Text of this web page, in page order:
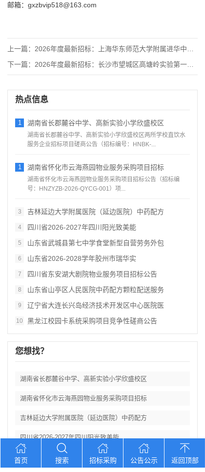
邮箱：gxzbvip518@163.com
上一篇： 2026年度最新招标：上海华东师范大学附属进华中学副食品配送
下一篇： 2026年度最新招标：长沙市望城区高塘岭实验第一小学学生校服
热点信息
1 湖南省长郡麓谷中学、高新实验小学欣盛校区
湖南省长郡麓谷中学、高新实验小学欣盛校区两所学校直饮水
服务企业招标项目磋商公告（招标编号：HNBK‑...
1 湖南省怀化市云海燕园物业服务采购项目招标
湖南省怀化市云海燕园物业服务采购项目招标公告（招标编
号：HNZYZB‑2026‑QYCG‑001）项...
3 吉林延边大学附属医院（延边医院）中药配方
4 四川省2026‑2027年四川阳光致美能
5 山东省武城县第七中学食堂新型自营劳务外包
6 山东省2026‑2028学年胶州市瑞华实
7 四川省东安湖大剧院物业服务项目招标公告
8 山东省山亭区人民医院中药配方颗粒配送服务
9 辽宁省大连长兴岛经济技术开发区中心医院医
10 黑龙江校园卡系统采购项目竞争性磋商公告
您想找？
湖南省长郡麓谷中学、高新实验小学欣盛校区
湖南省怀化市云海燕园物业服务采购项目招标
吉林延边大学附属医院（延边医院）中药配方
四川省2026‑2027年四川阳光致美能
山东省武城县第七中学食堂新型自营劳务外包
首页 搜索 招标采购 公告公示 返回顶部